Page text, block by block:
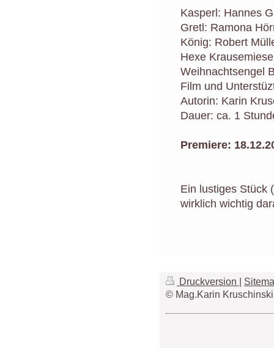
Kasperl: Hannes
Gretl: Ramona
König: Robert
Hexe
Weihnachtsengel
Film und
Autorin: Karin
Dauer: ca. 1
Premiere:
Ein lustiges Stück
wirklich wichtig
Druckversion
© Mag.Karin Kruschinski